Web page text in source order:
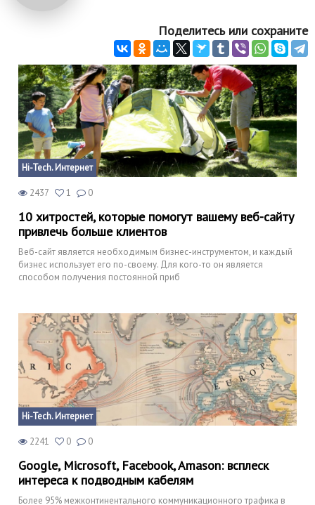
Поделитесь или сохраните
Hi-Tech. Интернет
2437 1 0
10 хитростей, которые помогут вашему веб-сайту
привлечь больше клиентов
Веб-сайт является необходимым бизнес-инструментом, и каждый
бизнес использует его по-своему. Для кого-то он является
способом получения постоянной приб
Hi-Tech. Интернет
2241 0 0
Google, Microsoft, Facebook, Amason: всплеск
интереса к подводным кабелям
Более 95% межконтинентального коммуникационного трафика в